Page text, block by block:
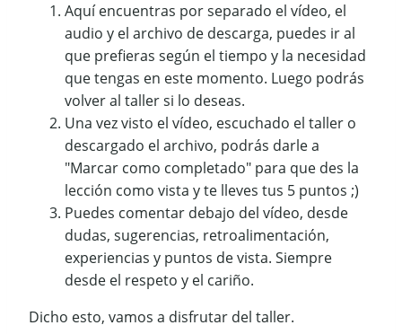
Aquí encuentras por separado el vídeo, el
audio y el archivo de descarga, puedes ir al
que prefieras según el tiempo y la necesidad
que tengas en este momento. Luego podrás
volver al taller si lo deseas.
Una vez visto el vídeo, escuchado el taller o
descargado el archivo, podrás darle a
"Marcar como completado" para que des la
lección como vista y te lleves tus 5 puntos ;)
Puedes comentar debajo del vídeo, desde
dudas, sugerencias, retroalimentación,
experiencias y puntos de vista. Siempre
desde el respeto y el cariño.
Dicho esto, vamos a disfrutar del taller.